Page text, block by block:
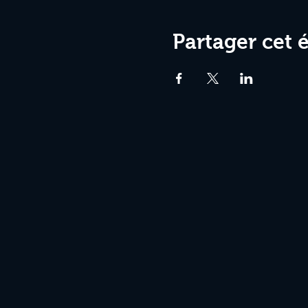
Partager cet